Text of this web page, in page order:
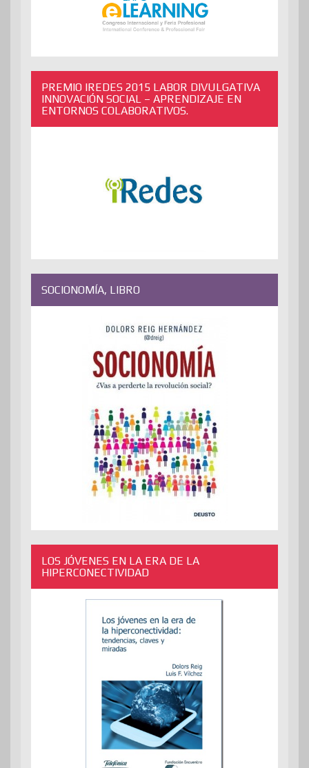
PREMIO IREDES 2015 LABOR DIVULGATIVA
INNOVACIÓN SOCIAL – APRENDIZAJE EN
ENTORNOS COLABORATIVOS.
SOCIONOMÍA, LIBRO
LOS JÓVENES EN LA ERA DE LA
HIPERCONECTIVIDAD